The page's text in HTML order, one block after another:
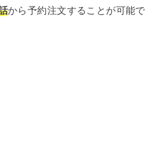
から予約注文することが可能で